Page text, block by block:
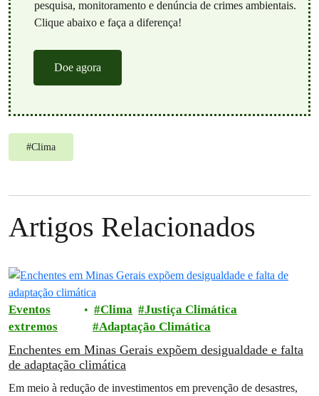
pesquisa, monitoramento e denúncia de crimes ambientais.
Clique abaixo e faça a diferença!
Doe agora
#Clima
Artigos Relacionados
Eventos
extremos
Clima
Justiça Climática
Adaptação Climática
Enchentes em Minas Gerais expõem desigualdade e falta
de adaptação climática
Em meio à redução de investimentos em prevenção de desastres,